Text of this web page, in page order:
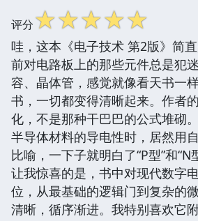
评分☆☆☆☆☆
哇，这本《电子技术 第2版》简
前对电路板上的那些元件总是犯
容、晶体管，感觉就像看天书一
书，一切都变得清晰起来。作者
化，不是那种干巴巴的公式堆砌
半导体材料的导电性时，居然用
比喻，一下子就明白了“P型”和“N
让我惊喜的是，书中对现代数字
位，从最基础的逻辑门到复杂的
清晰，循序渐进。我特别喜欢它